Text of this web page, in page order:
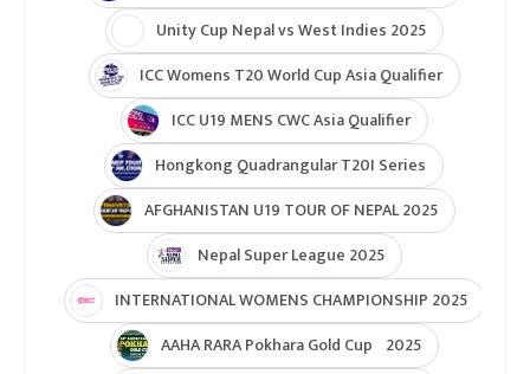
Unity Cup Nepal vs West Indies 2025
ICC Womens T20 World Cup Asia Qualifier
ICC U19 MENS CWC Asia Qualifier
Hongkong Quadrangular T20I Series
AFGHANISTAN U19 TOUR OF NEPAL 2025
Nepal Super League 2025
INTERNATIONAL WOMENS CHAMPIONSHIP 2025
AAHA RARA Pokhara Gold Cup 2025